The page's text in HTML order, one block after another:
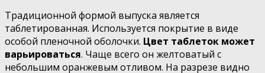
Традиционной формой выпуска является
таблетированная. Используется покрытие в виде
особой пленочной оболочки. Цвет таблеток может
варьироваться. Чаще всего он желтоватый с
небольшим оранжевым отливом. На разрезе видно